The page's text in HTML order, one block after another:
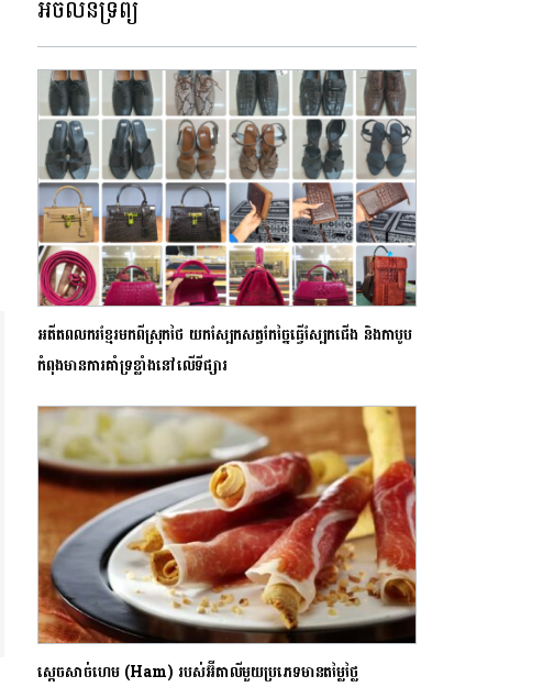
អចលនទ្រព្យ
អតីតពលករខ្មែរមកពីស្រុកថៃ យកស្បែកសត្វកែច្នៃធ្វើស្បែកជើង និងកាបូប
កំពុងមានការគាំទ្រខ្លាំងនៅលើទីផ្សារ
ស្តេចសាច់ហេម (Ham) របស់អ៊ីតាលីមួយប្រភេទមានតម្លៃថ្លៃ